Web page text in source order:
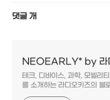
댓글 개
NEOEARLY* by 라
테크, 디바이스, 과학, 모빌리
를 소개하는 라디오키즈의 블